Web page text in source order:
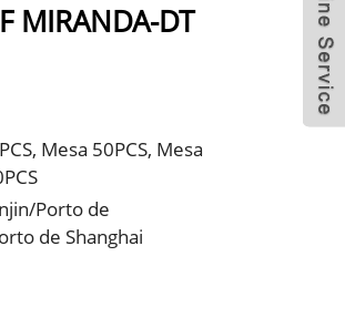
MIRANDA-DT
Mesa 50PCS, Mesa
Porto de
de Shanghai